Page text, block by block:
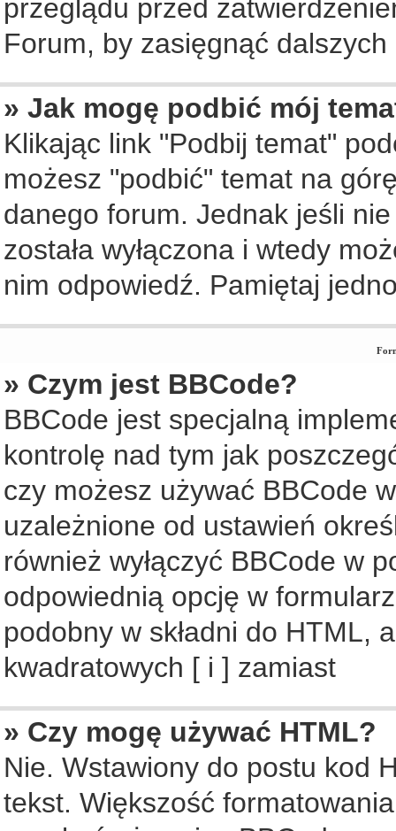
przeglądu przed
Forum, by zasięgnąć
» Jak mogę podbić mój
Klikając link "Podbij temat"
możesz "podbić" temat na
danego forum. Jednak jeśli
została wyłączona i wtedy
nim odpowiedź. Pamiętaj
» Czym jest BBCode?
BBCode jest specjalną
kontrolę nad tym jak
czy możesz używać BBCode
uzależnione od ustawień
również wyłączyć BBCode w
odpowiednią opcję w
podobny w składni do HTML,
kwadratowych [ i ] zamiast
» Czy mogę używać HTML?
Nie. Wstawiony do postu kod
tekst. Większość